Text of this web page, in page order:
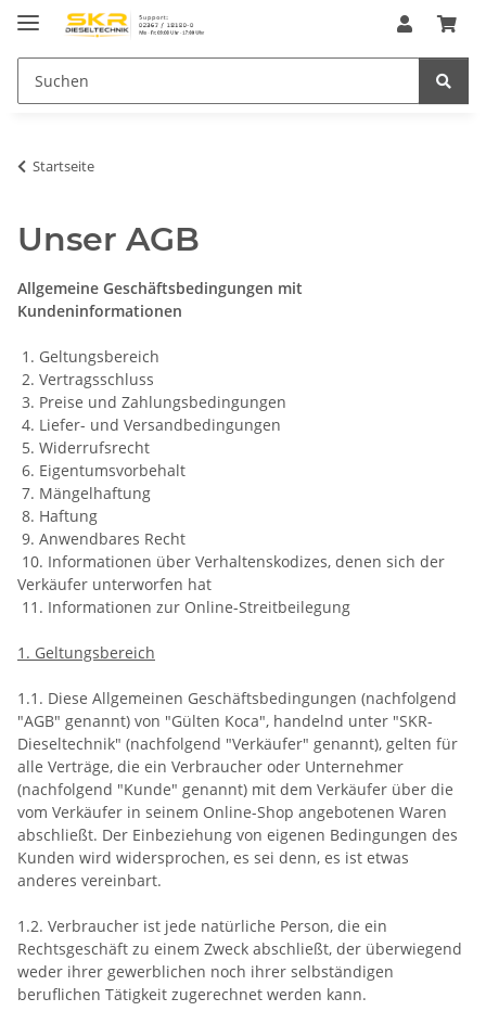
Startseite
Unser AGB
Allgemeine Geschäftsbedingungen mit
Kundeninformationen
1. Geltungsbereich
2. Vertragsschluss
3. Preise und Zahlungsbedingungen
4. Liefer- und Versandbedingungen
5. Widerrufsrecht
6. Eigentumsvorbehalt
7. Mängelhaftung
8. Haftung
9. Anwendbares Recht
10. Informationen über Verhaltenskodizes, denen sich der
Verkäufer unterworfen hat
11. Informationen zur Online-Streitbeilegung
1. Geltungsbereich
1.1. Diese Allgemeinen Geschäftsbedingungen (nachfolgend
"AGB" genannt) von "Gülten Koca", handelnd unter "SKR-
Dieseltechnik" (nachfolgend "Verkäufer" genannt), gelten für
alle Verträge, die ein Verbraucher oder Unternehmer
(nachfolgend "Kunde" genannt) mit dem Verkäufer über die
vom Verkäufer in seinem Online-Shop angebotenen Waren
abschließt. Der Einbeziehung von eigenen Bedingungen des
Kunden wird widersprochen, es sei denn, es ist etwas
anderes vereinbart.
1.2. Verbraucher ist jede natürliche Person, die ein
Rechtsgeschäft zu einem Zweck abschließt, der überwiegend
weder ihrer gewerblichen noch ihrer selbständigen
beruflichen Tätigkeit zugerechnet werden kann.